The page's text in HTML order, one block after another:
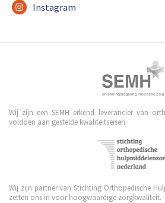
Instagram
Wij zijn een SEMH erkend leverancier van
voldoen aan gestelde kwaliteitseisen.
Wij zijn partner van Stichting Orthopedische
zetten ons in voor hoogwaardige zorgkwaliteit.